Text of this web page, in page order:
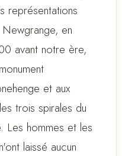
représentations
en
avant notre ère,
et aux
trois spirales du
Les hommes et les
laissé aucun